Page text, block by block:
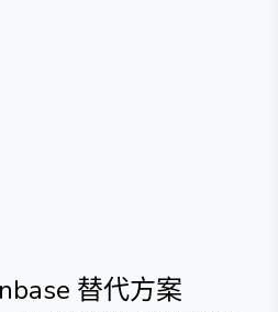
替代方案